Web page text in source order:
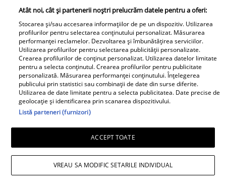
Daniela Nane, dezvăluiri după
despărțirea de Octavian Ene. Cum se
simte actrița: „Nu simt nicio lipsă”
Atât noi, cât și partenerii noștri prelucrăm datele pentru a oferi:
Stocarea și/sau accesarea informațiilor de pe un dispozitiv. Utilizarea
profilurilor pentru selectarea conținutului personalizat. Măsurarea
performanței reclamelor. Dezvoltarea și îmbunătățirea serviciilor.
Utilizarea profilurilor pentru selectarea publicității personalizate.
Crearea profilurilor de conținut personalizat. Utilizarea datelor limitate
pentru a selecta conținutul. Crearea profilurilor pentru publicitate
personalizată. Măsurarea performanței conținutului. Înțelegerea
publicului prin statistici sau combinații de date din surse diferite.
Utilizarea de date limitate pentru a selecta publicitatea. Date precise de
geolocație și identificarea prin scanarea dispozitivului.
Listă parteneri (furnizori)
ACCEPT TOATE
VREAU SA MODIFIC SETARILE INDIVIDUAL